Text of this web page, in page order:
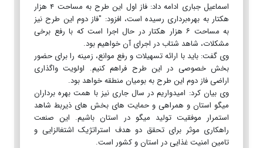
اسماعیل جباری ادامه داد: فاز اول این طرح به مساحت ۴ هزار
هکتار به بهره‌برداری رسیده است، افزود: "فاز دوم این طرح نیز
به مساحت ۶ هزار هکتار در حال اجرا است که با رفع برخی
مشکلات، شاهد شتاب در اجرای آن خواهیم بود.
وی گفت: باید با ارائه تسهیلات و رفع موانع، زمینه را برای حضور
بخش خصوصی در این طرح فراهم کنیم. اولویت واگذاری
اراضی فاز دوم این طرح به بومیان منطقه خواهد بود.
وی بیان کرد: امیدواریم در سال جاری نیز با همت بهره برداران
میگو استان و همراهی و حمایت های بخش های ذیربط شاهد
استمرار موفقیت تولید میگو در استان باشیم. این صنعت
راهکاری موثر برای تحقق دو هدف استراتژیک اشتغالزایی و
تامین امنیت غذایی در استان و کشور است.